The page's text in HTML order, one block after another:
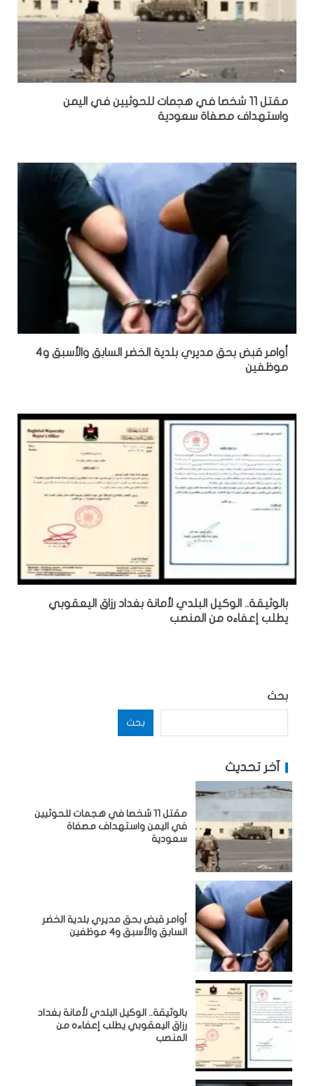
مقتل 11 شخصا في هجمات للحوثيين في اليمن
واستهداف مصفاة سعودية
أوامر قبض بحق مديري بلدية الخضر السابق والأسبق و4
موظفين
بالوثيقة.. الوكيل البلدي لأمانة بغداد رزاق اليعقوبي
يطلب إعفاءه من المنصب
بحث
بحث
آخر تحديث
مقتل 11 شخصا في هجمات للحوثيين
في اليمن واستهداف مصفاة
سعودية
أوامر قبض بحق مديري بلدية الخضر
السابق والأسبق و4 موظفين
بالوثيقة.. الوكيل البلدي لأمانة بغداد
رزاق اليعقوبي يطلب إعفاءه من
المنصب